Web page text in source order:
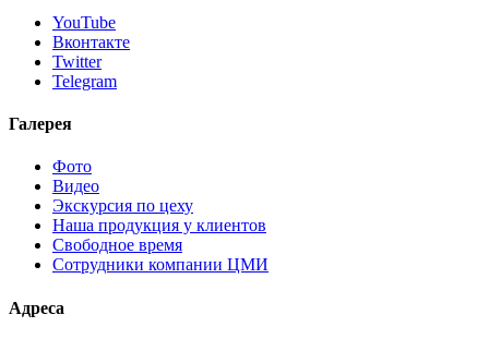
YouTube
Вконтакте
Twitter
Telegram
Галерея
Фото
Видео
Экскурсия по цеху
Наша продукция у клиентов
Свободное время
Сотрудники компании ЦМИ
Адреса